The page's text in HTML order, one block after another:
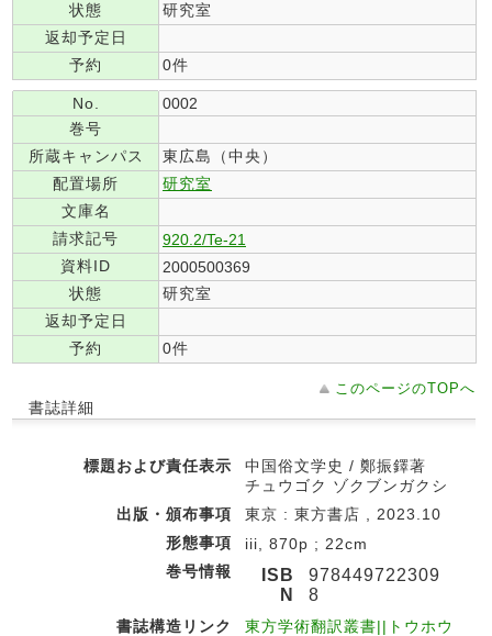
状態
研究室
返却予定日
予約
0件
No.
0002
巻号
所蔵キャンパス
東広島（中央）
配置場所
研究室
文庫名
請求記号
920.2/Te-21
資料ID
2000500369
状態
研究室
返却予定日
予約
0件
このページのTOPへ
書誌詳細
標題および責任表示
中国俗文学史 / 鄭振鐸著
チュウゴク ゾクブンガクシ
出版・頒布事項
東京 : 東方書店 , 2023.10
形態事項
iii, 870p ; 22cm
巻号情報
ISB
N
978449722309
8
書誌構造リンク
東方学術翻訳叢書||トウホウ